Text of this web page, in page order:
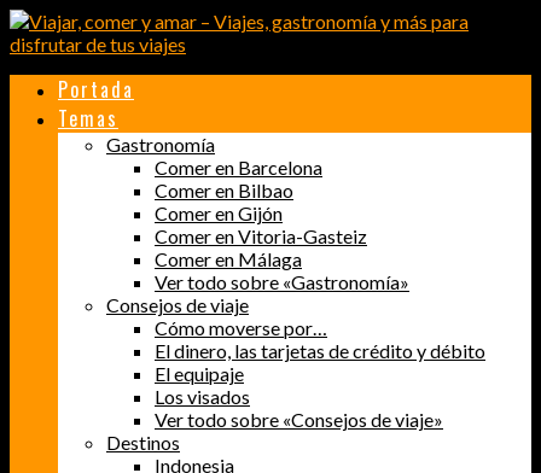
Portada
Temas
Gastronomía
Comer en Barcelona
Comer en Bilbao
Comer en Gijón
Comer en Vitoria-Gasteiz
Comer en Málaga
Ver todo sobre «Gastronomía»
Consejos de viaje
Cómo moverse por…
El dinero, las tarjetas de crédito y débito
El equipaje
Los visados
Ver todo sobre «Consejos de viaje»
Destinos
Indonesia